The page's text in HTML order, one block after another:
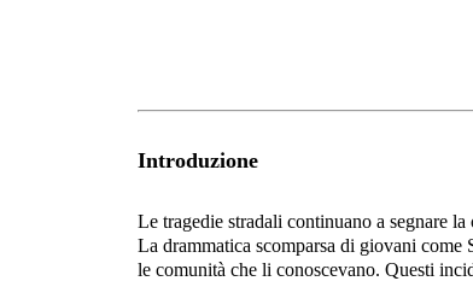
Introduzione
Le tragedie stradali continuano a segnare
La drammatica scomparsa di giovani come
le comunità che li conoscevano. Questi